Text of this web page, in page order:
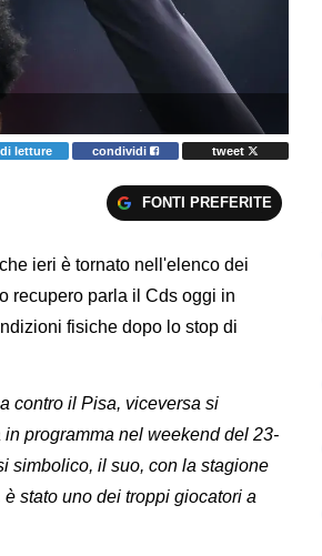
letture condividi tweet
FONTI PREFERITE
ieri è tornato nell'elenco dei
recupero parla il Cds oggi in
fisiche dopo lo stop di
contro il Pisa, viceversa si
programma nel weekend del 23-
simbolico, il suo, con la stagione
stato uno dei troppi giocatori a